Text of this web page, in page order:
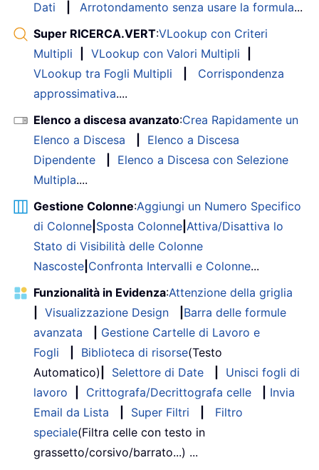
Dati Arrotondamento senza usare la formula...
Super RICERCA.VERT:VLookup con Criteri
Multipli
VLookup con Valori Multipli
VLookup tra Fogli Multipli
Corrispondenza
approssimativa....
Elenco a discesa avanzato:Crea Rapidamente un
Elenco a Discesa
Elenco a Discesa
Dipendente
Elenco a Discesa con Selezione
Multipla....
Gestione Colonne:Aggiungi un Numero Specifico
di Colonne Sposta Colonne Attiva/Disattiva lo
Stato di Visibilità delle Colonne
Nascoste Confronta Intervalli e Colonne...
Funzionalità in Evidenza:Attenzione della griglia
Visualizzazione Design
Barra delle formule
avanzata
Gestione Cartelle di Lavoro e
Fogli
Biblioteca di risorse(Testo
Automatico)
Selettore di Date
Unisci fogli di
lavoro
Crittografa/Decrittografa celle
Invia
Email da Lista
Super Filtri
Filtro
speciale(Filtra celle con testo in
grassetto/corsivo/barrato...) ...